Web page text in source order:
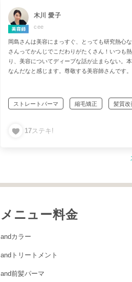
木川 愛子
cee
岡島さんは美容にまっすぐ、とっても研究熱心
さんってかんじでこだわりがたくさん！いつも
り、美容についてディープな話が止まらない。
なんだなと感じます。尊敬する美容師さんです。
ストレートパーマ 縮毛矯正 髪質改
デザインカット
17ステキ!
メニュー料金
andカラー
andトリートメント
and前髪パーマ